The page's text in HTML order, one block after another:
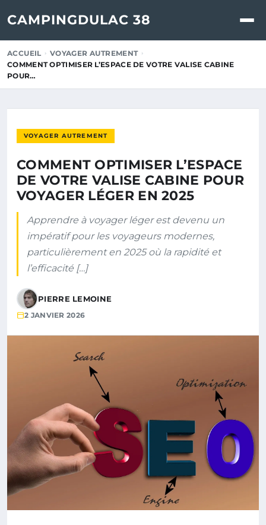
CAMPINGDULAC 38
ACCUEIL
VOYAGER AUTREMENT
COMMENT OPTIMISER L’ESPACE DE VOTRE VALISE CABINE
POUR…
VOYAGER AUTREMENT
COMMENT OPTIMISER L’ESPACE
DE VOTRE VALISE CABINE POUR
VOYAGER LÉGER EN 2025
Apprendre à voyager léger est devenu un
impératif pour les voyageurs modernes,
particulièrement en 2025 où la rapidité et
l’efficacité […]
PIERRE LEMOINE
2 JANVIER 2026